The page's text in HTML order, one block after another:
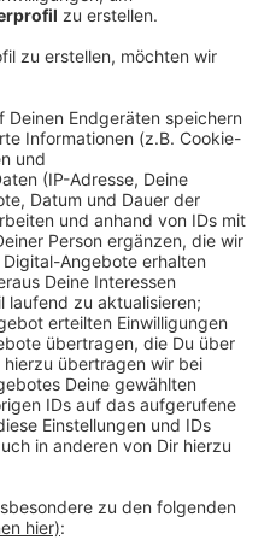
der Offensive bereits
und 44 Brücken in
zum Beispiel sollen
zwei Brücken
Auch die neue
gehört zu den
Sanierungsoffensive
Bergische Kreis
Straße findet sich hier
dafür aber viele aus
Gummersbach und Wiehl